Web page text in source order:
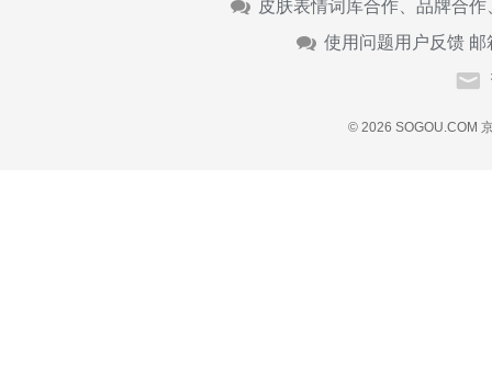
皮肤表情词库合作、品牌合
使用问题用户反馈 邮
© 2026 SOGOU.COM